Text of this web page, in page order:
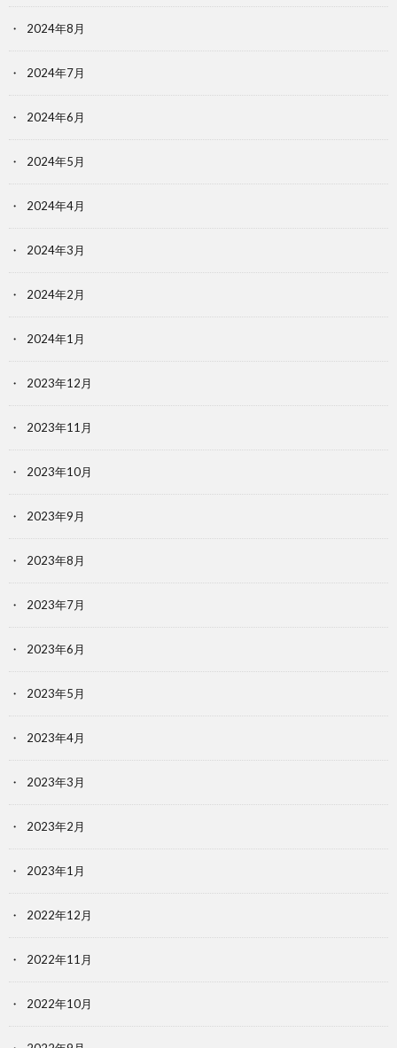
2024年8月
2024年7月
2024年6月
2024年5月
2024年4月
2024年3月
2024年2月
2024年1月
2023年12月
2023年11月
2023年10月
2023年9月
2023年8月
2023年7月
2023年6月
2023年5月
2023年4月
2023年3月
2023年2月
2023年1月
2022年12月
2022年11月
2022年10月